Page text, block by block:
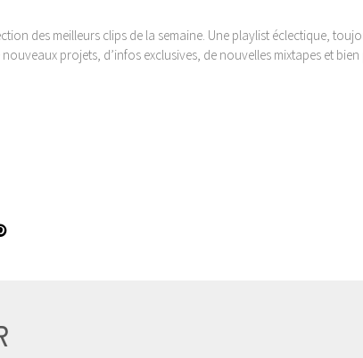
des meilleurs clips de la semaine. Une playlist éclectique,
projets, d’infos exclusives, de nouvelles mixtapes et